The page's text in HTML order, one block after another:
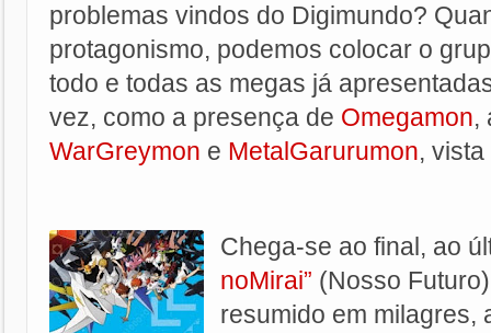
problemas vindos do Digimundo?
protagonismo, podemos colocar o
todo e todas as megas já
vez, como a presença de Omegamon,
WarGreymon e MetalGarurumon,
Chega-se ao final, ao
noMirai” (Nosso
resumido em milagres,